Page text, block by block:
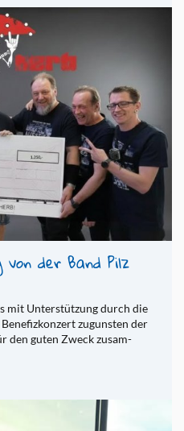
von der Band Pilz
mit Un­ter­­stüt­­zung durch die
zu­­guns­ten der
den guten Zweck zu­­sam­­